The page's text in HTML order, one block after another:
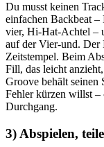
Du musst keinen
einfachen Backbeat
vier, Hi-Hat-Achtel –
auf der Vier-und.
Zeitstempel. Beim
Fill, das leicht
Groove behält seinen
Fehler kürzen willst –
Durchgang.
3) Abspielen,